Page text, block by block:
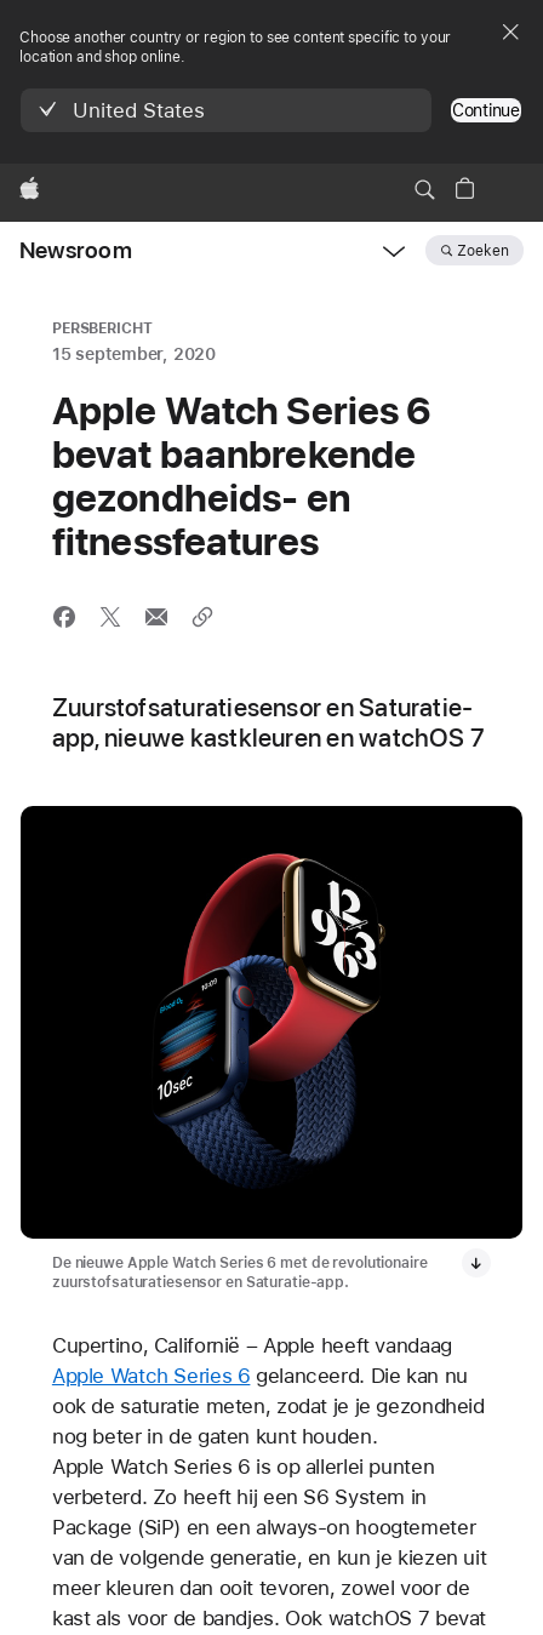
Choose another country or region to see content specific to your
location and shop online.
United States Continue
Apple
Newsroom Zoeken
PERSBERICHT
15 september, 2020
Apple Watch Series 6
bevat baanbrekende
gezondheids- en
fitnessfeatures
Zuurstofsaturatiesensor en Saturatie-
app, nieuwe kastkleuren en watchOS 7
De nieuwe Apple Watch Series 6 met de revolutionaire
zuurstofsaturatiesensor en Saturatie-app.
Cupertino, Californië – Apple heeft vandaag
Apple Watch Series 6 gelanceerd. Die kan nu
ook de saturatie meten, zodat je je gezondheid
nog beter in de gaten kunt houden.
Apple Watch Series 6 is op allerlei punten
verbeterd. Zo heeft hij een S6 System in
Package (SiP) en een always-on hoogtemeter
van de volgende generatie, en kun je kiezen uit
meer kleuren dan ooit tevoren, zowel voor de
kast als voor de bandjes. Ook watchOS 7 bevat